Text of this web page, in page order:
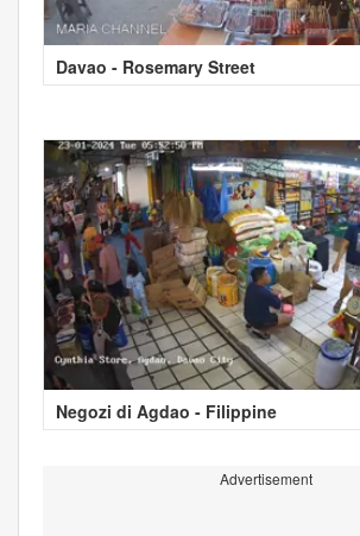
Davao - Rosemary Street
Negozi di Agdao - Filippine
Advertisement